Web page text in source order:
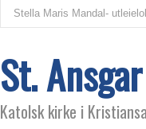
Stella Maris Mandal-
St.
Katolsk kirke i